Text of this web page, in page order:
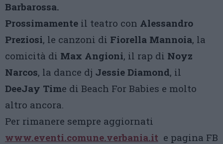
Barbarossa.
Prossimamente il teatro con Alessandro
Preziosi, le canzoni di Fiorella Mannoia, la
comicità di Max Angioni, il rap di Noyz
Narcos, la dance dj Jessie Diamond, il
DeeJay Time di Beach For Babies e molto
altro ancora.
Per rimanere sempre aggiornati
www.eventi.comune.verbania.it e pagina FB